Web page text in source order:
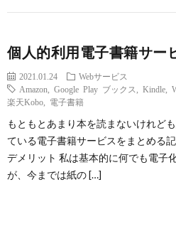
個人的利用電子書籍サー
2021.01.24
Webサービス
Amazon
Google Play ブックス Kindle
楽天Kobo
電子書籍
もともとあまり本を読まないけれど
ている電子書籍サービスをまとめる
デメリット 私は基本的に何でも電子
が、今までは紙の […]